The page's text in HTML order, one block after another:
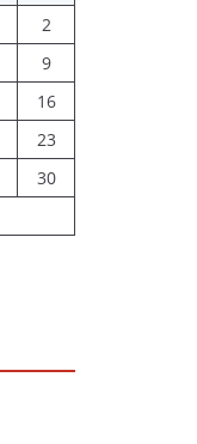
2
9
16
23
30